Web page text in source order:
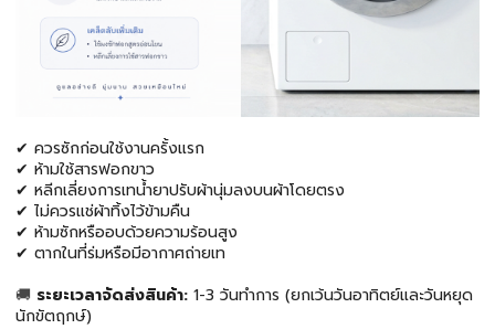
✔ ควรซักก่อนใช้งานครั้งแรก
✔ ห้ามใช้สารฟอกขาว
✔ หลีกเลี่ยงการเทน้ำยาปรับผ้านุ่มลงบนผ้าโดยตรง
✔ ไม่ควรแช่ผ้าทิ้งไว้ข้ามคืน
✔ ห้ามซักหรืออบด้วยความร้อนสูง
✔ ตากในที่ร่มหรือมีอากาศถ่ายเท
🚚 ระยะเวลาจัดส่งสินค้า: 1-3 วันทำการ (ยกเว้นวันอาทิตย์และวันหยุด
นักขัตฤกษ์)